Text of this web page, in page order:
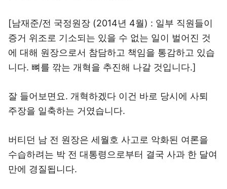
[남재준/전 국정원장 (2014년 4월) : 일부 직원들이
증거 위조로 기소되는 있을 수 없는 일이 벌어진 것
에 대해 원장으로서 참담하고 책임을 통감하고 있습
니다. 뼈를 깎는 개혁을 추진해 나갈 것입니다.]
잘 들어보면요. 개혁하겠다 이건 바로 당시에 사퇴
주장을 일축하는 거였습니다.
버티던 남 전 원장은 세월호 사고로 악화된 여론을
수습하려는 박 전 대통령으로부터 결국 사과 한 달여
만에 경질됩니다.